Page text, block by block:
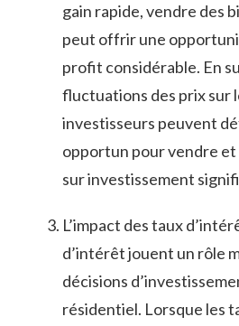
gain rapide, vendre des
peut offrir une
profit considérable. En
fluctuations des prix sur
investisseurs‍ peuvent
opportun pour vendre
sur⁣ investissement
L’impact des taux
⁤d’intérêt jouent un rôle
décisions
résidentiel. Lorsque les